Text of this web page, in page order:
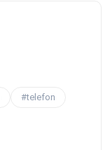
#telefon